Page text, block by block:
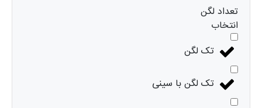
تعداد لگن
انتخاب
تک لگن
تک لگن با سینی